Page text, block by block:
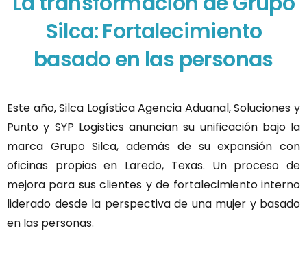
Silca: Fortalecimiento
basado en las personas
Este año, Silca Logística Agencia Aduanal, Soluciones y
Punto y SYP Logistics anuncian su unificación bajo la
marca Grupo Silca, además de su expansión con
oficinas propias en Laredo, Texas. Un proceso de
mejora para sus clientes y de fortalecimiento interno
liderado desde la perspectiva de una mujer y basado
en las personas.